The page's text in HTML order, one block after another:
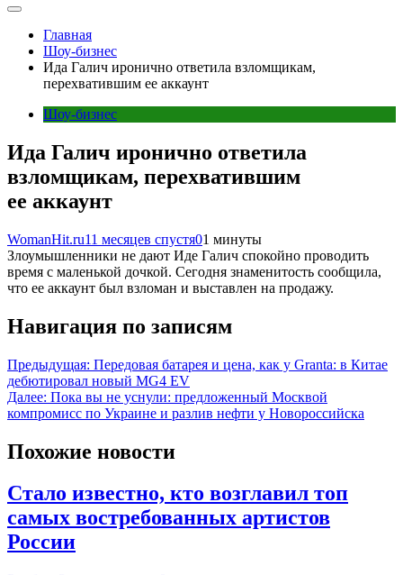
Главная
Шоу-бизнес
Ида Галич иронично ответила взломщикам,
перехватившим ее аккаунт
Шоу-бизнес
Ида Галич иронично ответила
взломщикам, перехватившим
ее аккаунт
WomanHit.ru11 месяцев спустя01 минуты
Злоумышленники не дают Иде Галич спокойно проводить
время с маленькой дочкой. Сегодня знаменитость сообщила,
что ее аккаунт был взломан и выставлен на продажу.
Навигация по записям
Предыдущая: Передовая батарея и цена, как у Granta: в Китае
дебютировал новый MG4 EV
Далее: Пока вы не уснули: предложенный Москвой
компромисс по Украине и разлив нефти у Новороссийска
Похожие новости
Стало известно, кто возглавил топ
самых востребованных артистов
России